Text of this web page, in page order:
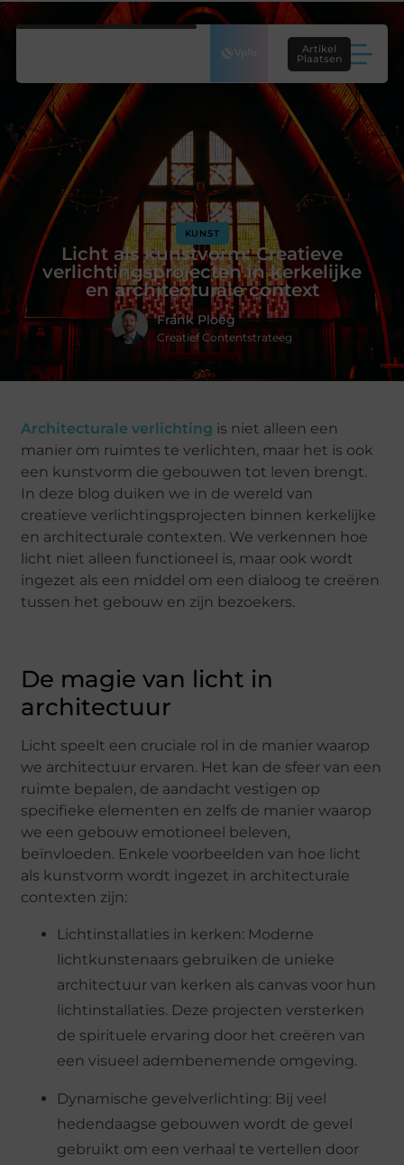
Artikel
Plaatsen
KUNST
Licht als kunstvorm: Creatieve
verlichtingsprojecten in kerkelijke
en architecturale context
Frank Ploeg
Creatief Contentstrateeg
Architecturale verlichting is niet alleen een
manier om ruimtes te verlichten, maar het is ook
een kunstvorm die gebouwen tot leven brengt.
In deze blog duiken we in de wereld van
creatieve verlichtingsprojecten binnen kerkelijke
en architecturale contexten. We verkennen hoe
licht niet alleen functioneel is, maar ook wordt
ingezet als een middel om een dialoog te creëren
tussen het gebouw en zijn bezoekers.
De magie van licht in
architectuur
Licht speelt een cruciale rol in de manier waarop
we architectuur ervaren. Het kan de sfeer van een
ruimte bepalen, de aandacht vestigen op
specifieke elementen en zelfs de manier waarop
we een gebouw emotioneel beleven,
beïnvloeden. Enkele voorbeelden van hoe licht
als kunstvorm wordt ingezet in architecturale
contexten zijn:
Lichtinstallaties in kerken: Moderne
lichtkunstenaars gebruiken de unieke
architectuur van kerken als canvas voor hun
lichtinstallaties. Deze projecten versterken
de spirituele ervaring door het creëren van
een visueel adembenemende omgeving.
Dynamische gevelverlichting: Bij veel
hedendaagse gebouwen wordt de gevel
gebruikt om een verhaal te vertellen door